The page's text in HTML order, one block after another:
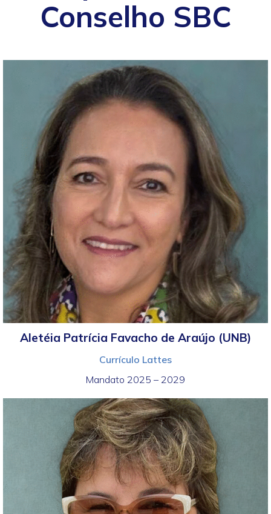
Conselho SBC
Aletéia Patrícia Favacho de Araújo (UNB)
Currículo Lattes
Mandato 2025 – 2029